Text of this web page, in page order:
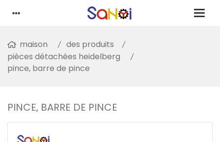
maison
des produits
pièces détachées heidelberg
pince, barre de pince
PINCE, BARRE DE PINCE